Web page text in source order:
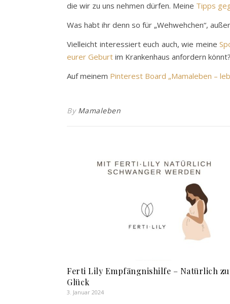
die wir zu uns nehmen dürfen. Meine Tipps
Was habt ihr denn so für „Wehwehchen“,
Vielleicht interessiert euch auch, wie meine
eurer Geburt im Krankenhaus anfordern könnt?
Auf meinem Pinterest Board „Mamaleben –
By Mamaleben
Ferti Lily Empfängnishilfe – Natürlich
Glück
3. Januar 2024